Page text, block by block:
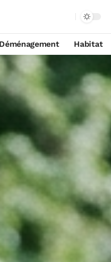
Déménagement Habitat